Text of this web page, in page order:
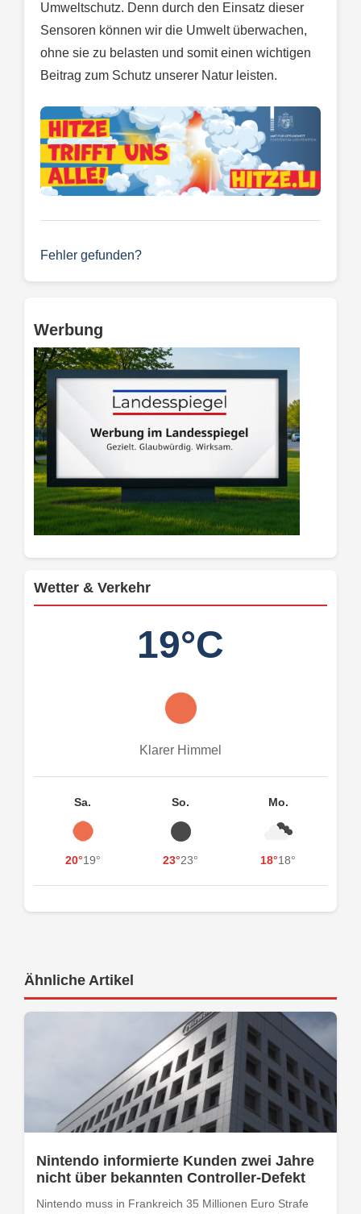
Umweltschutz. Denn durch den Einsatz dieser
Sensoren können wir die Umwelt überwachen,
ohne sie zu belasten und somit einen wichtigen
Beitrag zum Schutz unserer Natur leisten.
Fehler gefunden?
Werbung
Wetter & Verkehr
19°C
Klarer Himmel
Sa.
20°19°
So.
23°23°
Mo.
18°18°
Ähnliche Artikel
Nintendo informierte Kunden zwei Jahre
nicht über bekannten Controller-Defekt
Nintendo muss in Frankreich 35 Millionen Euro Strafe